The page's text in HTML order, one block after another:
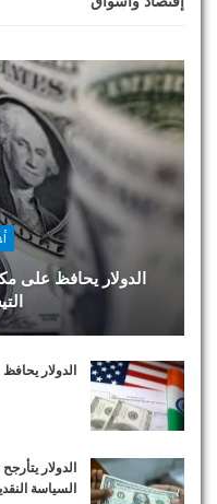
الدولار يحافظ على
الدولار
الدولار
السياسة